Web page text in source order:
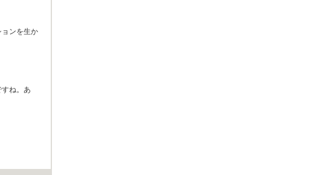
ンを生か
ね。あ